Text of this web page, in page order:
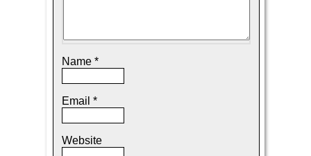
Name *
Email *
Website